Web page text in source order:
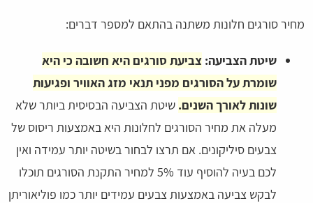
מחיר סורגים חלונות משתנה בהתאם למספר דברים:
שיטת הצביעה: צביעת סורגים היא חשובה כי היא
שומרת על הסורגים מפני תנאי מזג האוויר ופגיעות
שונות לאורך השנים. שיטת הצביעה הבסיסית ביותר שלא
מעלה את מחיר הסורגים לחלונות היא באמצעות ריסוס של
צבעים סיליקונים. אם תרצו לבחור בשיטה יותר עמידה ואין
לכם בעיה להוסיף עוד 5% למחיר התקנת הסורגים תוכלו
לבקש צביעה באמצעות צבעים עמידים יותר כמו פוליאוריתן